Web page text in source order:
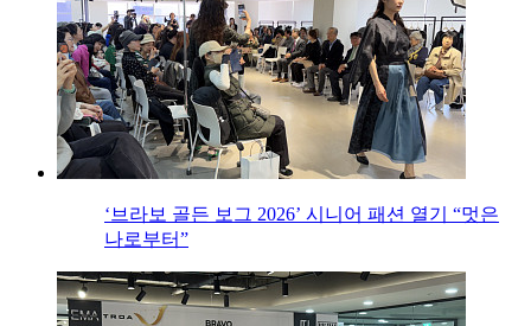
‘브라보 골든 보그 2026’ 시니어 패션 열기 “멋은
나로부터”